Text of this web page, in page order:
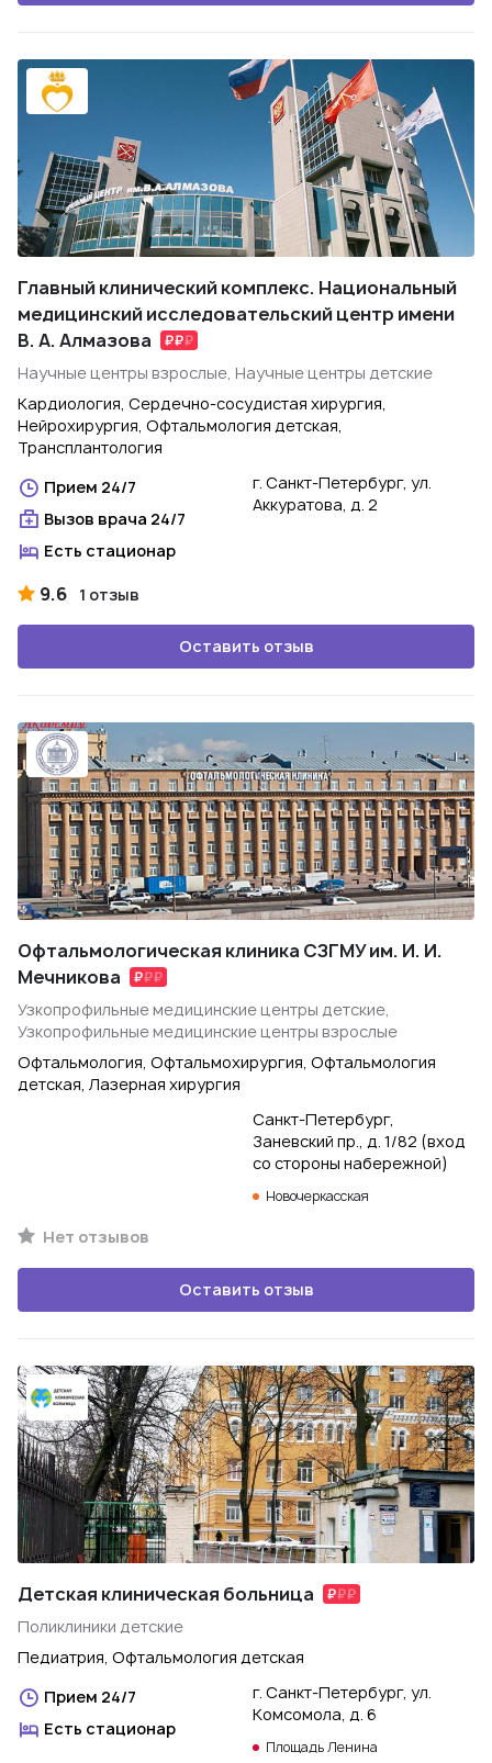
Главный клинический комплекс. Национальный
медицинский исследовательский центр имени
В. А. Алмазова
Научные центры взрослые, Научные центры детские
Кардиология, Сердечно-сосудистая хирургия,
Нейрохирургия, Офтальмология детская,
Трансплантология
Прием 24/7
Вызов врача 24/7
Есть стационар
г. Санкт-Петербург, ул.
Аккуратова, д. 2
9.6 1 отзыв
Оставить отзыв
Офтальмологическая клиника СЗГМУ им. И. И.
Мечникова
Узкопрофильные медицинские центры детские,
Узкопрофильные медицинские центры взрослые
Офтальмология, Офтальмохирургия, Офтальмология
детская, Лазерная хирургия
Санкт-Петербург,
Заневский пр., д. 1/82 (вход
со стороны набережной)
Новочеркасская
Нет отзывов
Оставить отзыв
Детская клиническая больница
Поликлиники детские
Педиатрия, Офтальмология детская
Прием 24/7
Есть стационар
г. Санкт-Петербург, ул.
Комсомола, д. 6
Площадь Ленина